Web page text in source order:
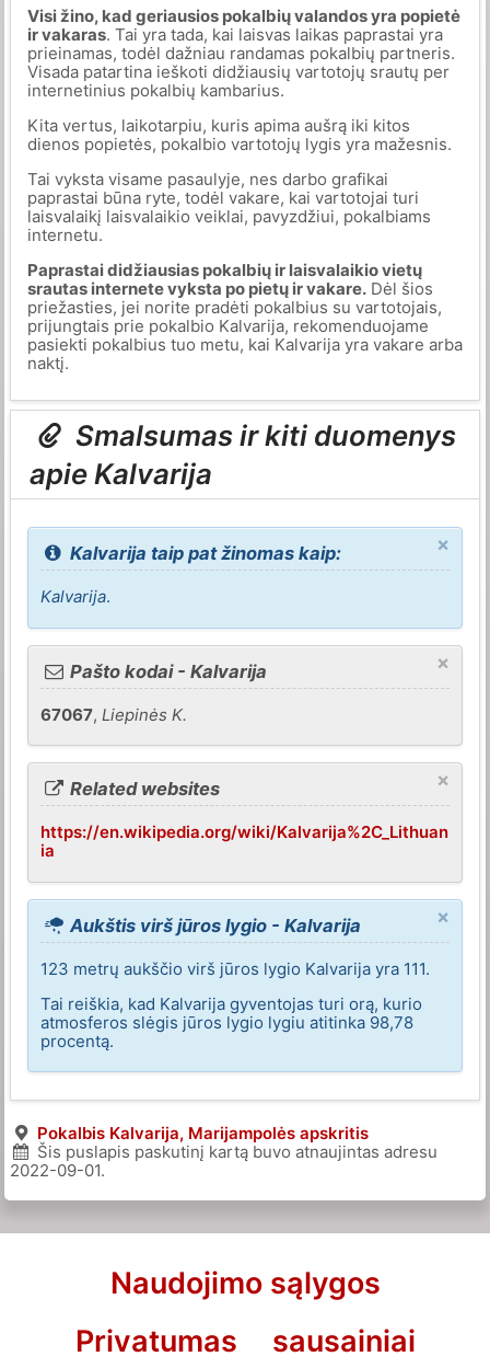
Visi žino, kad geriausios pokalbių valandos yra popietė
ir vakaras. Tai yra tada, kai laisvas laikas paprastai yra
prieinamas, todėl dažniau randamas pokalbių partneris.
Visada patartina ieškoti didžiausių vartotojų srautų per
internetinius pokalbių kambarius.
Kita vertus, laikotarpiu, kuris apima aušrą iki kitos
dienos popietės, pokalbio vartotojų lygis yra mažesnis.
Tai vyksta visame pasaulyje, nes darbo grafikai
paprastai būna ryte, todėl vakare, kai vartotojai turi
laisvalaikį laisvalaikio veiklai, pavyzdžiui, pokalbiams
internetu.
Paprastai didžiausias pokalbių ir laisvalaikio vietų
srautas internete vyksta po pietų ir vakare.Dėl šios
priežasties, jei norite pradėti pokalbius su vartotojais,
prijungtais prie pokalbio Kalvarija, rekomenduojame
pasiekti pokalbius tuo metu, kai Kalvarija yra vakare arba
naktį.
Smalsumas ir kiti duomenys
apie Kalvarija
×
Kalvarija taip pat žinomas kaip:
Kalvarija.
×
Pašto kodai - Kalvarija
67067, Liepinės K.
×
Related websites
https://en.wikipedia.org/wiki/Kalvarija%2C_Lithuan
ia
×
Aukštis virš jūros lygio - Kalvarija
123 metrų aukščio virš jūros lygio Kalvarija yra 111.
Tai reiškia, kad Kalvarija gyventojas turi orą, kurio
atmosferos slėgis jūros lygio lygiu atitinka 98,78
procentą.
Pokalbis Kalvarija, Marijampolės apskritis
Šis puslapis paskutinį kartą buvo atnaujintas adresu
2022-09-01.
Naudojimo sąlygos
Privatumas
sausainiai